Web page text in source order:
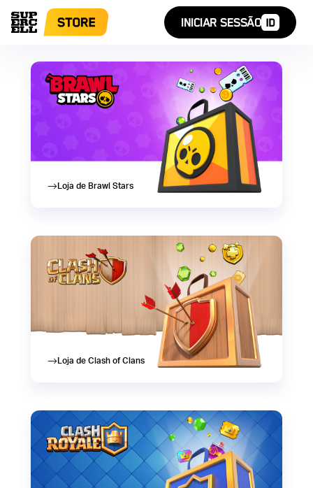
INICIAR SESSÃO
Supercell Store
Nossos jogos
Loja de Brawl Stars
Loja de Clash of Clans